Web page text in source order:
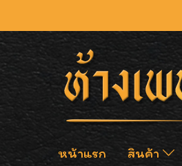
หน้าแรก สินค้า